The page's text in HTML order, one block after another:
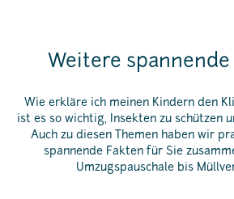
Weitere spannende
Wie erkläre ich meinen Kindern den
ist es so wichtig, Insekten zu schützen
Auch zu diesen Themen haben wir
spannende Fakten für Sie
Umzugspauschale bis